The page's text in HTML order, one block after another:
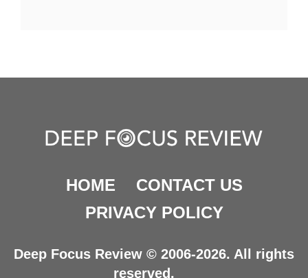
HOME
CONTACT US
PRIVACY POLICY
Deep Focus Review © 2006-2026. All rights
reserved.